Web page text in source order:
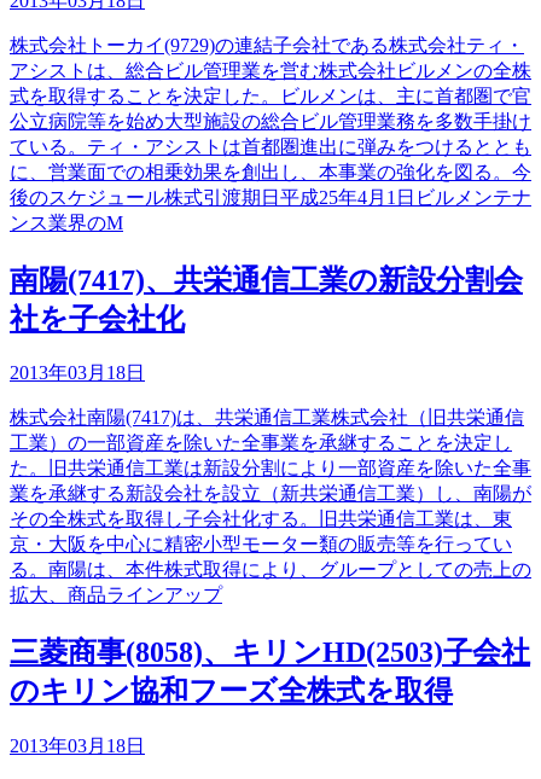
株式会社トーカイ(9729)の連結子会社である株式会社ティ・
アシストは、総合ビル管理業を営む株式会社ビルメンの全株
式を取得することを決定した。ビルメンは、主に首都圏で官
公立病院等を始め大型施設の総合ビル管理業務を多数手掛け
ている。ティ・アシストは首都圏進出に弾みをつけるととも
に、営業面での相乗効果を創出し、本事業の強化を図る。今
後のスケジュール株式引渡期日平成25年4月1日ビルメンテナ
ンス業界のM
南陽(7417)、共栄通信工業の新設分割会
社を子会社化
2013年03月18日
株式会社南陽(7417)は、共栄通信工業株式会社（旧共栄通信
工業）の一部資産を除いた全事業を承継することを決定し
た。旧共栄通信工業は新設分割により一部資産を除いた全事
業を承継する新設会社を設立（新共栄通信工業）し、南陽が
その全株式を取得し子会社化する。旧共栄通信工業は、東
京・大阪を中心に精密小型モーター類の販売等を行ってい
る。南陽は、本件株式取得により、グループとしての売上の
拡大、商品ラインアップ
三菱商事(8058)、キリンHD(2503)子会社
のキリン協和フーズ全株式を取得
2013年03月18日